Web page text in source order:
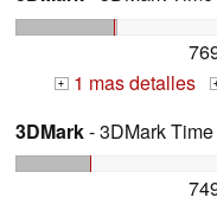
+ 1 mas detalles
3DMark- 3DMark